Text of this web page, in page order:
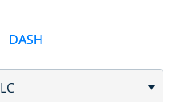
DASH
LC